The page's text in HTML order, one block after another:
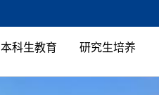
本科生教育 研究生培养